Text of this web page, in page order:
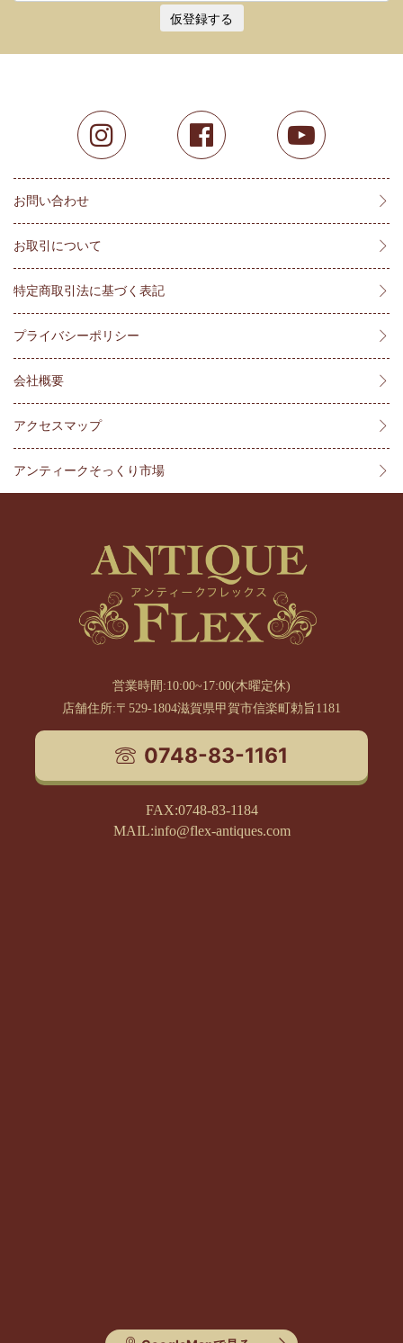
仮登録する
お問い合わせ
お取引について
特定商取引法に基づく表記
プライバシーポリシー
会社概要
アクセスマップ
アンティークそっくり市場
営業時間:10:00~17:00(木曜定休)
店舗住所:〒529-1804滋賀県甲賀市信楽町勅旨1181
0748-83-1161
FAX:0748-83-1184
MAIL:info@flex-antiques.com